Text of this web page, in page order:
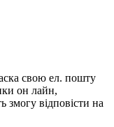
свою ел. пошту
он лайн,
змогу відповісти на